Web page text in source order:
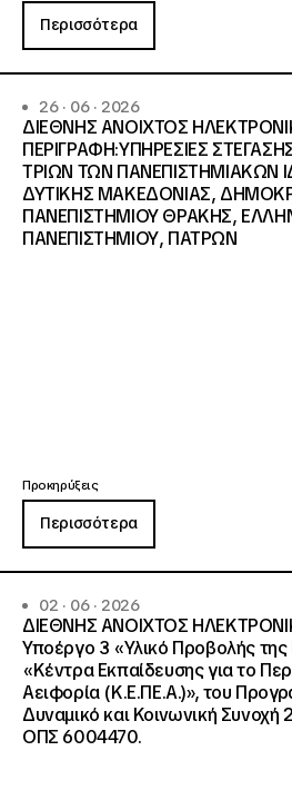
Περισσότερα
26 · 06 · 2026
ΔΙΕΘΝΗΣ ΑΝΟΙΧΤΟΣ
ΠΕΡΙΓΡΑΦΗ:ΥΠΗΡΕΣΙΕΣ
ΤΡΙΩΝ ΤΩΝ ΠΑΝΕΠΙΣΤΗΜΙΑΚΩΝ
ΔΥΤΙΚΗΣ ΜΑΚΕΔΟΝΙΑΣ,
ΠΑΝΕΠΙΣΤΗΜΙΟΥ ΘΡΑΚΗΣ,
ΠΑΝΕΠΙΣΤΗΜΙΟΥ, ΠΑΤΡΩΝ
Προκηρύξεις
Περισσότερα
02 · 06 · 2026
ΔΙΕΘΝΗΣ ΑΝΟΙΧΤΟΣ
Υποέργο 3 «Υλικό Προβολής
«Κέντρα Εκπαίδευσης για το
Αειφορία (Κ.Ε.ΠΕ.Α.)», του
Δυναμικό και Κοινωνική
ΟΠΣ 6004470.